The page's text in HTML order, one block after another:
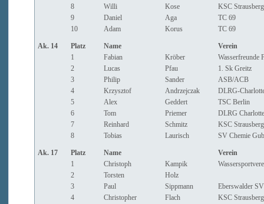
8
Willi Kose
KSC Strausberg
9
Daniel Aga
TC 69
10
Adam Korus TC 69
Ak. 14 Platz Name
Verein
1
Fabian Kröber
Wasserfreunde
2
Lucas Pfau
1. Sk Greitz
3
Philip Sander
ASB/ACB
4
Krzysztof Andrzejczak
DLRG-
5
Alex Geddert
TSC Berlin
6
Tom Priemer
DLRG
7
Reinhard Schmitz
KSC Strausberg
8
Tobias Laurisch SV Chemie
Ak. 17 Platz Name
Verein
1
Christoph Kampik
2
Torsten
Holz
3
Paul Sippmann
Eberswalder SV
4
Christopher Flach
KSC Strausberg